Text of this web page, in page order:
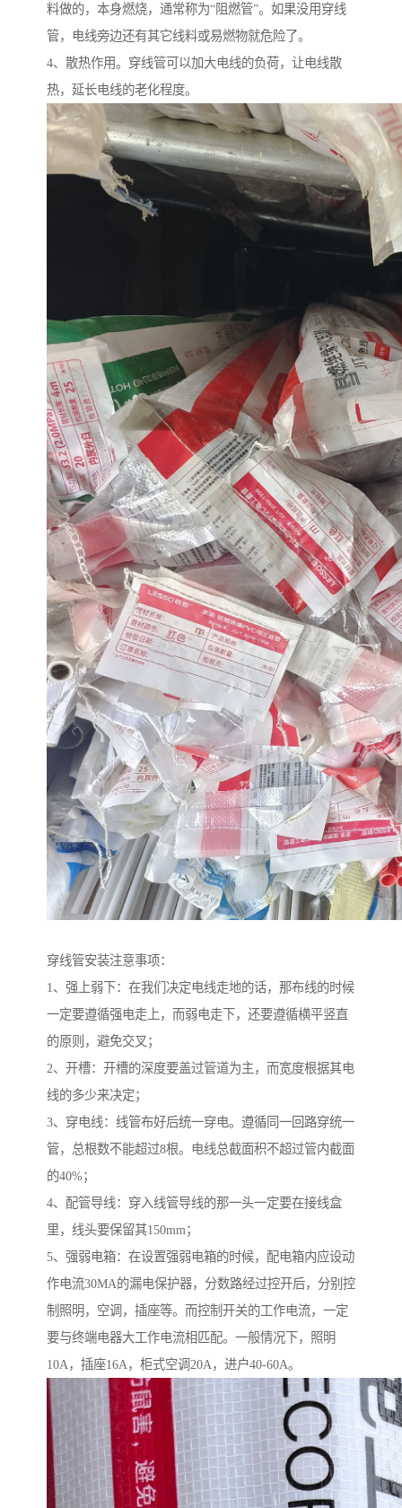
料做的，本身燃烧，通常称为“阻燃管”。如果没用穿线
管，电线旁边还有其它线料或易燃物就危险了。
4、散热作用。穿线管可以加大电线的负荷，让电线散
热，延长电线的老化程度。
穿线管安装注意事项：
1、强上弱下：在我们决定电线走地的话，那布线的时候
一定要遵循强电走上，而弱电走下，还要遵循横平竖直
的原则，避免交叉；
2、开槽：开槽的深度要盖过管道为主，而宽度根据其电
线的多少来决定；
3、穿电线：线管布好后统一穿电。遵循同一回路穿统一
管，总根数不能超过8根。电线总截面积不超过管内截面
的40%；
4、配管导线：穿入线管导线的那一头一定要在接线盒
里，线头要保留其150mm；
5、强弱电箱：在设置强弱电箱的时候，配电箱内应设动
作电流30MA的漏电保护器，分数路经过控开后，分别控
制照明，空调，插座等。而控制开关的工作电流，一定
要与终端电器大工作电流相匹配。一般情况下，照明
10A，插座16A，柜式空调20A，进户40-60A。